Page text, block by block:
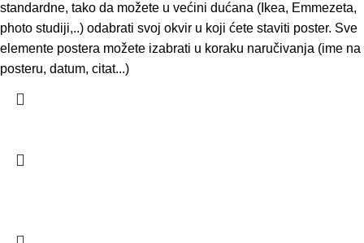
standardne, tako da možete u većini dućana (Ikea, Emmezeta,
photo studiji,..) odabrati svoj okvir u koji ćete staviti poster. Sve
elemente postera možete izabrati u koraku naručivanja (ime na
posteru, datum, citat...)